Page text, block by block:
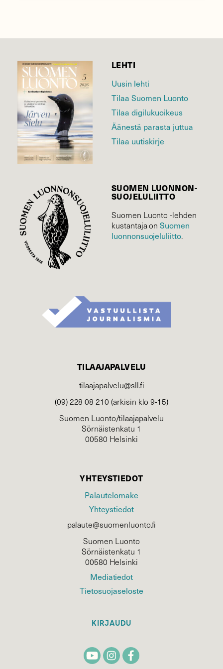
LEHTI
Uusin lehti
Tilaa Suomen Luonto
Tilaa digilukuoikeus
Äänestä parasta juttua
Tilaa uutiskirje
SUOMEN LUONNON­
SUOJELU­LIITTO
Suomen Luonto -lehden
kustantaja onSuomen
luonnonsuojelu­liitto.
TILAAJAPALVELU
tilaajapalvelu@sll.fi
(09) 228 08 210 (arkisin klo 9-15)
Suomen Luonto/tilaajapalvelu
Sörnäistenkatu 1
00580 Helsinki
YHTEYSTIEDOT
Palautelomake
Yhteystiedot
palaute@suomenluonto.fi
Suomen Luonto
Sörnäistenkatu 1
00580 Helsinki
Mediatiedot
Tietosuojaseloste
KIRJAUDU